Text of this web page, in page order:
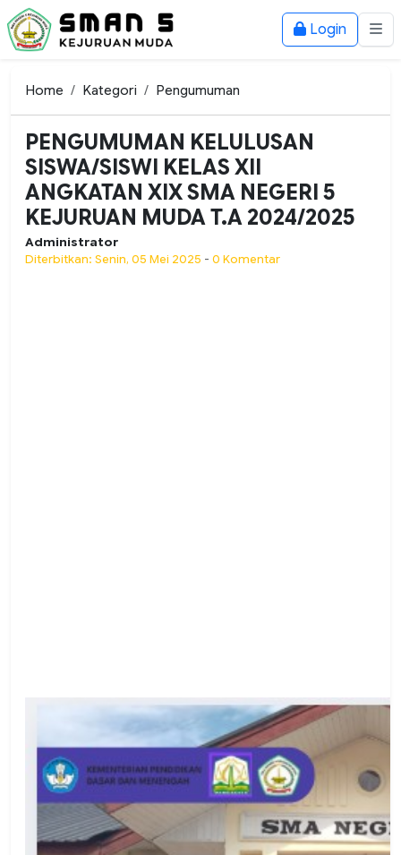
Login
Home Kategori Pengumuman
PENGUMUMAN KELULUSAN
SISWA/SISWI KELAS XII
ANGKATAN XIX SMA NEGERI 5
KEJURUAN MUDA T.A 2024/2025
Administrator
Diterbitkan: Senin, 05 Mei 2025 - 0 Komentar